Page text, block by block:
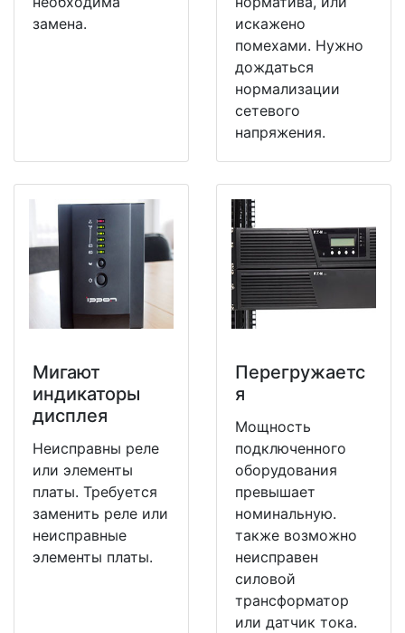
замена.
искажено
помехами. Нужно
дождаться
нормализации
сетевого
напряжения.
Мигают
индикаторы
дисплея
Неисправны реле
или элементы
платы. Требуется
заменить реле или
неисправные
элементы платы.
Перегружаетс
я
Мощность
подключенного
оборудования
превышает
номинальную.
также возможно
неисправен
силовой
трансформатор
или датчик тока.